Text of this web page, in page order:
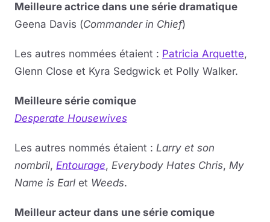
Meilleure actrice dans une série dramatique
Geena Davis (Commander in Chief)
Les autres nommées étaient : Patricia Arquette,
Glenn Close et Kyra Sedgwick et Polly Walker.
Meilleure série comique
Desperate Housewives
Les autres nommés étaient : Larry et son
nombril, Entourage, Everybody Hates Chris, My
Name is Earl et Weeds.
Meilleur acteur dans une série comique